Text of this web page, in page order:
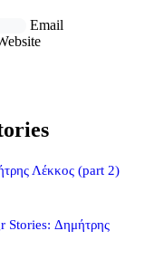
Email
Λέκκος (part 2)
Stories: Δημήτρης